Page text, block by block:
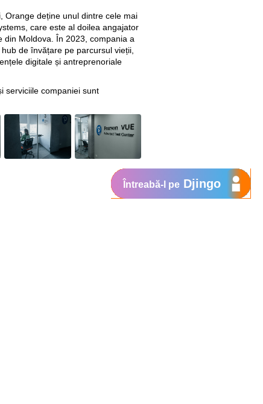
Orange deține unul dintre cele mai
care este al doilea angajator
din Moldova. În 2023, compania a
de învățare pe parcursul vieții,
digitale și antreprenoriale
serviciile companiei sunt
Întreabă-l pe Djingo